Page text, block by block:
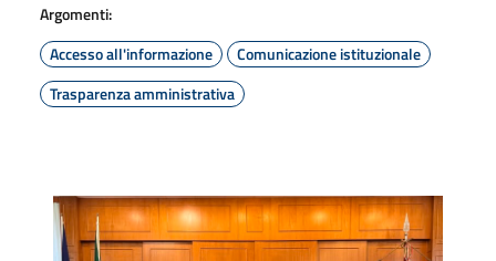
Argomenti:
Accesso all'informazione
Comunicazione istituzionale
Trasparenza amministrativa